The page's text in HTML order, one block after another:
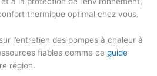
thermique optimal chez vous.
l’entretien des pompes à chaleur à
fiables comme ce guide
région.